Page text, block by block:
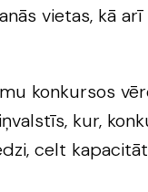
vietas, kā
konkursos
kur,
celt